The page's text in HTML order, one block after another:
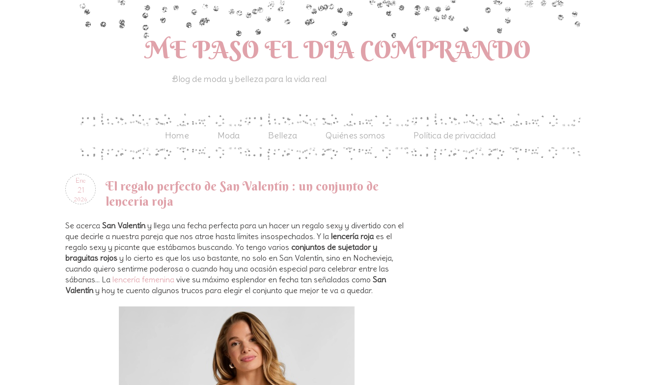
ME PASO EL DIA COMPRANDO
Blog de moda y belleza para la vida real
Home Moda Belleza Quiénes somos Política de privacidad
Ene
21
2026
El regalo perfecto de San Valentín : un conjunto de
lencería roja
Se acerca San Valentíny llega una fecha perfecta para un hacer un regalo sexy y divertido con el
que decirle a nuestra pareja que nos atrae hasta límites insospechados. Y la lencería roja es el
regalo sexy y picante que estábamos buscando. Yo tengo varios conjuntos de sujetador y
braguitas rojos y lo cierto es que los uso bastante, no solo en San Valentín, sino en Nochevieja,
cuando quiero sentirme poderosa o cuando hay una ocasión especial para celebrar entre las
sábanas... La lencería femenina vive su máximo esplendor en fecha tan señaladas como San
Valentíny hoy te cuento algunos trucos para elegir el conjunto que mejor te va a quedar.